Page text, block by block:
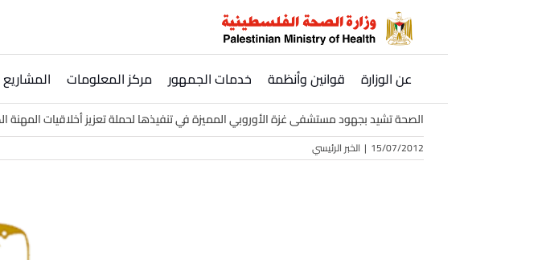
عن الوزارة قوانين وأنظمة خدمات الجمهور مركز المعلومات المشاريع
الصحة تشيد بجهود مستشفى غزة الأوروبي المميزة في تنفيذها لحملة تعزيز أخلاقيات المهنة
15/07/2012
| الخبر الرئيسي